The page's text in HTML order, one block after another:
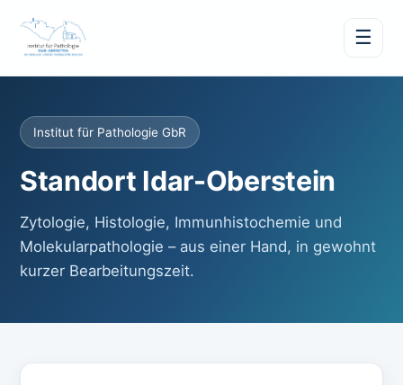
☰
Institut für Pathologie GbR
Standort Idar-Oberstein
Zytologie, Histologie, Immunhistochemie und
Molekularpathologie – aus einer Hand, in gewohnt
kurzer Bearbeitungszeit.